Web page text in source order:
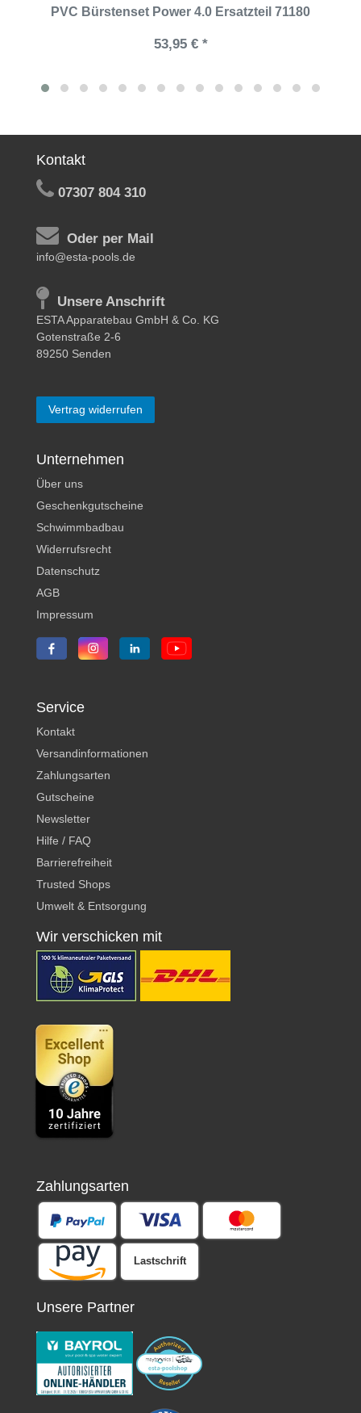
PVC Bürstenset Power 4.0 Ersatzteil 71180
53,95 € *
Kontakt
07307 804 310
Oder per Mail
info@esta-pools.de
Unsere Anschrift
ESTA Apparatebau GmbH & Co. KG
Gotenstraße 2-6
89250 Senden
Vertrag widerrufen
Unternehmen
Über uns
Geschenkgutscheine
Schwimmbadbau
Widerrufsrecht
Datenschutz
AGB
Impressum
Service
Kontakt
Versandinformationen
Zahlungsarten
Gutscheine
Newsletter
Hilfe / FAQ
Barrierefreiheit
Trusted Shops
Umwelt & Entsorgung
Wir verschicken mit
Zahlungsarten
Lastschrift
Unsere Partner